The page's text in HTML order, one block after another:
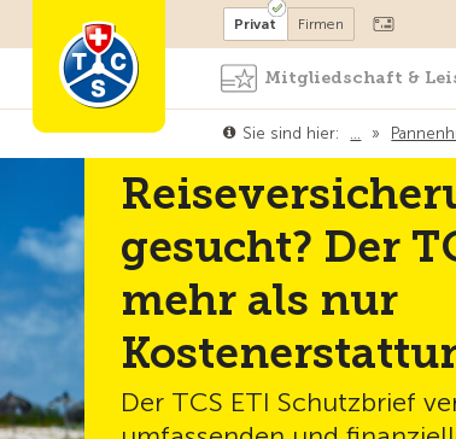
Mitglied werden
Privat Firmen
Mitgliedschaft &
Sie sind hier: … »
gesucht? Der
mehr als nur
Der TCS ETI Schutzbrief